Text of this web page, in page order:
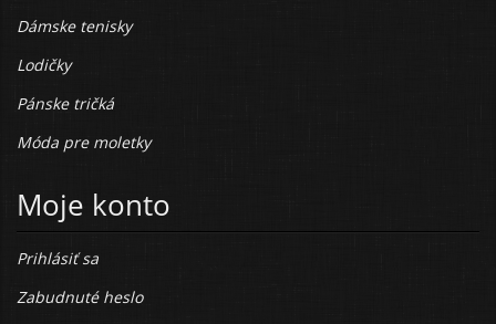
Dámske tenisky
Lodičky
Pánske tričká
Móda pre moletky
Moje konto
Prihlásiť sa
Zabudnuté heslo